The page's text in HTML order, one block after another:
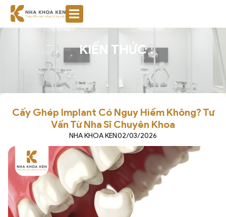
KIẾN THỨC
Cấy Ghép Implant Có Nguy Hiểm Không? Tư
Vấn Từ Nha Sĩ Chuyên Khoa
NHA KHOA KEN02/03/2026